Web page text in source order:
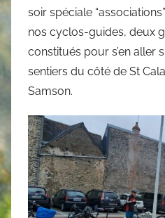
soir spéciale
nos cyclos-guides, deux
constitués pour s’en aller
sentiers du côté de St
Samson.